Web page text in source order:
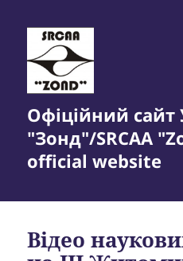
Офіційний
"Зонд"/SRCAA
official website
Відео